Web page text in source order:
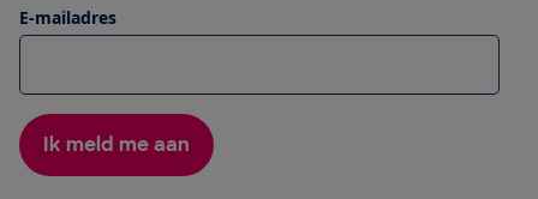
E-mailadres
Ik meld me aan